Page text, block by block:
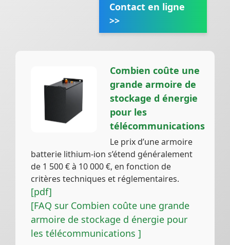
Contact en ligne
>>
Combien coûte une
grande armoire de
stockage d énergie
pour les
télécommunications
Le prix d’une armoire
batterie lithium-ion s’étend généralement
de 1 500 € à 10 000 €, en fonction de
critères techniques et réglementaires.
[pdf]
[FAQ sur Combien coûte une grande
armoire de stockage d énergie pour
les télécommunications ]